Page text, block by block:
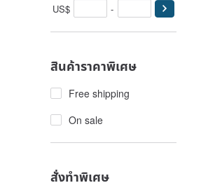
US$ -
สินค้าราคาพิเศษ
Free shipping
On sale
สั่งทำพิเศษ